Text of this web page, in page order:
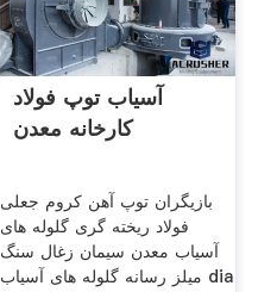
آسیاب توپ فولاد
کارخانه معدن
بازیگران توپ آهن کروم جعلی
فولاد ریخته گری گلوله های
آسیاب معدن سیمان زغال سنگ
میلز رسانه گلوله های آسیاب dia